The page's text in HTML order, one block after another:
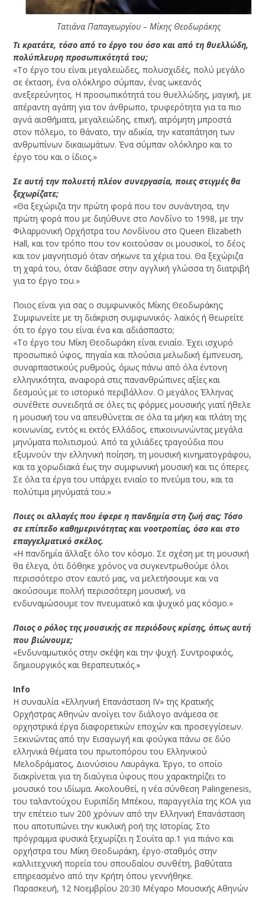
Τατιάνα Παπαγεωργίου – Μίκης Θεοδωράκης
Τι κρατάτε, τόσο από το έργο του όσο και από τη θυελλώδη,
πολύπλευρη προσωπικότητά του;
«Το έργο του είναι μεγαλειώδες, πολυσχιδές, πολύ μεγάλο
σε έκταση, ένα ολόκληρο σύμπαν, ένας ωκεανός
ανεξερεύνητος. Η προσωπικότητά του θυελλώδης, μαγική, με
απέραντη αγάπη για τον άνθρωπο, τρυφερότητα για τα πιο
αγνά αισθήματα, μεγαλειώδης, επική, ατρόμητη μπροστά
στον πόλεμο, το θάνατο, την αδικία, την καταπάτηση των
ανθρωπίνων δικαιωμάτων. Ένα σύμπαν ολόκληρο και το
έργο του και ο ίδιος.»
Σε αυτή την πολυετή πλέον συνεργασία, ποιες στιγμές θα
ξεχωρίζατε;
«Θα ξεχώριζα την πρώτη φορά που τον συνάντησα, την
πρώτη φορά που με διηύθυνε στο Λονδίνο το 1998, με την
Φιλαρμονική Ορχήστρα του Λονδίνου στο Queen Elizabeth
Hall, και τον τρόπο που τον κοιτούσαν οι μουσικοί, το δέος
και τον μαγνητισμό όταν σήκωνε τα χέρια του. Θα ξεχώριζα
τη χαρά του, όταν διάβασε στην αγγλική γλώσσα τη διατριβή
για το έργο του.»
Ποιος είναι για σας ο συμφωνικός Μίκης Θεοδωράκης;
Συμφωνείτε με τη διάκριση συμφωνικός- λαϊκός ή θεωρείτε
ότι το έργο του είναι ένα και αδιάσπαστο;
«Tο έργο του Μίκη Θεοδωράκη είναι ενιαίο. Έχει ισχυρό
προσωπικό ύφος, πηγαία και πλούσια μελωδική έμπνευση,
συναρπαστικούς ρυθμούς, όμως πάνω από όλα έντονη
ελληνικότητα, αναφορά στις πανανθρώπινες αξίες και
δεσμούς με το ιστορικό περιβάλλον. Ο μεγάλος Έλληνας
συνέθετε συνειδητά σε όλες τις φόρμες μουσικής γιατί ήθελε
η μουσική του να απευθύνεται σε όλα τα μήκη και πλάτη της
κοινωνίας, εντός κι εκτός Ελλάδος, επικοινωνώντας μεγάλα
μηνύματα πολιτισμού. Από τα χιλιάδες τραγούδια που
εξυμνούν την ελληνική ποίηση, τη μουσική κινηματογράφου,
και τα χορωδιακά έως την συμφωνική μουσική και τις όπερες.
Σε όλα τα έργα του υπάρχει ενιαίο το πνεύμα του, και τα
πολύτιμα μηνύματά του.»
Ποιες οι αλλαγές που έφερε η πανδημία στη ζωή σας; Τόσο
σε επίπεδο καθημερινότητας και νοοτροπίας, όσο και στο
επαγγελματικό σκέλος.
«Η πανδημία άλλαξε όλο τον κόσμο. Σε σχέση με τη μουσική
θα έλεγα, ότι δόθηκε χρόνος να συγκεντρωθούμε όλοι
περισσότερο στον εαυτό μας, να μελετήσουμε και να
ακούσουμε πολλή περισσότερη μουσική, να
ενδυναμώσουμε τον πνευματικό και ψυχικό μας κόσμο.»
Ποιος ο ρόλος της μουσικής σε περιόδους κρίσης, όπως αυτή
που βιώνουμε;
«Ενδυναμωτικός στην σκέψη και την ψυχή. Συντροφικός,
δημιουργικός και θεραπευτικός.»
Info
Η συναυλία «Ελληνική Επανάσταση IV» της Κρατικής
Ορχήστρας Αθηνών ανοίγει τον διάλογο ανάμεσα σε
ορχηστρικά έργα διαφορετικών εποχών και προσεγγίσεων.
Ξεκινώντας από την Εισαγωγή και φούγκα πάνω σε δύο
ελληνικά θέματα του πρωτοπόρου του Ελληνικού
Μελοδράματος, Διονύσιου Λαυράγκα. Έργο, το οποίο
διακρίνεται για τη διαύγεια ύφους που χαρακτηρίζει το
μουσικό του ιδίωμα. Ακολουθεί, η νέα σύνθεση Palingenesis,
του ταλαντούχου Ευριπίδη Μπέκου, παραγγελία της ΚΟΑ για
την επέτειο των 200 χρόνων από την Ελληνική Επανάσταση
που αποτυπώνει την κυκλική ροή της Ιστορίας. Στο
πρόγραμμα φυσικά ξεχωρίζει η Σουίτα αρ.1 για πιάνο και
ορχήστρα του Μίκη Θεοδωράκη, έργο-σταθμός στην
καλλιτεχνική πορεία του σπουδαίου συνθέτη, βαθύτατα
επηρεασμένο από την Κρήτη όπου γεννήθηκε.
Παρασκευή, 12 Νοεμβρίου 20:30 Μέγαρο Μουσικής Αθηνών